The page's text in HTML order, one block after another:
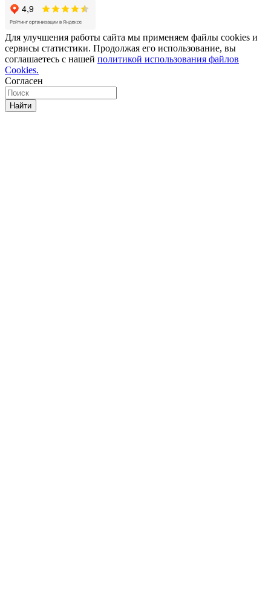
Для улучшения работы сайта мы применяем файлы cookies и
сервисы статистики. Продолжая его использование, вы
соглашаетесь с нашей политикой использования файлов
Cookies.
Согласен
Найти